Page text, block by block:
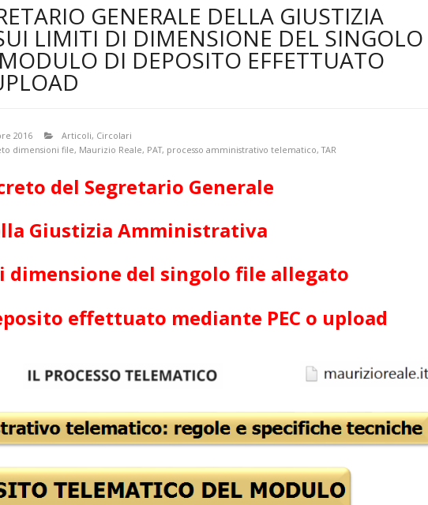
GENERALE DELLA GIUSTIZIA
LIMITI DI DIMENSIONE DEL SINGOLO
DI DEPOSITO EFFETTUATO
2016 Articoli, Circolari
dimensioni file, Maurizio Reale, PAT, processo amministrativo telematico,TAR
del Segretario Generale
Giustizia Amministrativa
del singolo file allegato
effettuato mediante PEC o upload